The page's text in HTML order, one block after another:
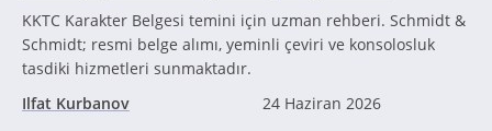
KKTC Karakter Belgesi temini için uzman rehberi. Schmidt &
Schmidt; resmi belge alımı, yeminli çeviri ve konsolosluk
tasdiki hizmetleri sunmaktadır.
Ilfat Kurbanov
24 Haziran 2026